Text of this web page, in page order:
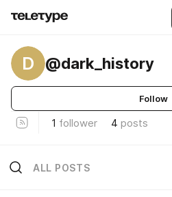
D @dark_history
Follow
1 follower 4 posts
ALL POSTS